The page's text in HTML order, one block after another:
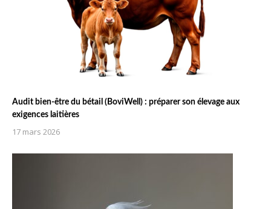
Audit bien-être du bétail (BoviWell) : préparer son élevage aux
exigences laitières
17 mars 2026